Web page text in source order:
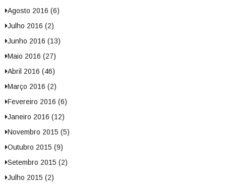
Agosto 2016 (6)
Julho 2016 (2)
Junho 2016 (13)
Maio 2016 (27)
Abril 2016 (46)
Março 2016 (2)
Fevereiro 2016 (6)
Janeiro 2016 (12)
Novembro 2015 (5)
Outubro 2015 (9)
Setembro 2015 (2)
Julho 2015 (2)